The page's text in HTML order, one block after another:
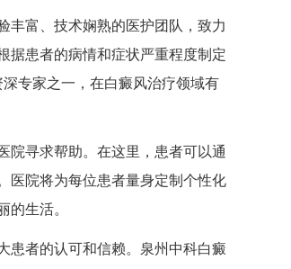
富、技术娴熟的医护团队，致力
据患者的病情和症状严重程度制定
专家之一，在白癜风治疗领域有
寻求帮助。在这里，患者可以通
医院将为每位患者量身定制个性化
的生活。
者的认可和信赖。泉州中科白癜